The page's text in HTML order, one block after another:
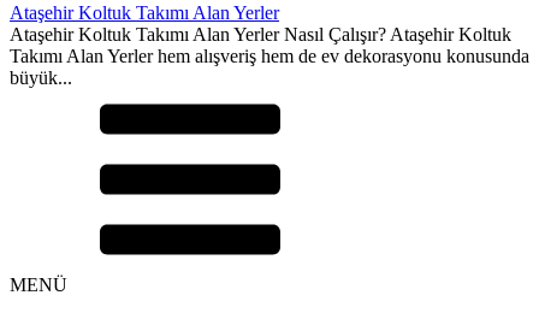
Ataşehir Koltuk Takımı Alan Yerler
Ataşehir Koltuk Takımı Alan Yerler Nasıl Çalışır? Ataşehir Koltuk
Takımı Alan Yerler hem alışveriş hem de ev dekorasyonu konusunda
büyük...
MENÜ